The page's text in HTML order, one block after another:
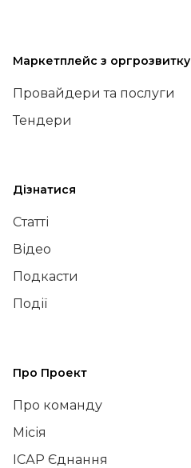
Маркетплейс з оргрозвитку
Провайдери та послуги
Тендери
Дізнатися
Статті
Відео
Подкасти
Події
Про Проект
Про команду
Місія
ІСАР Єднання